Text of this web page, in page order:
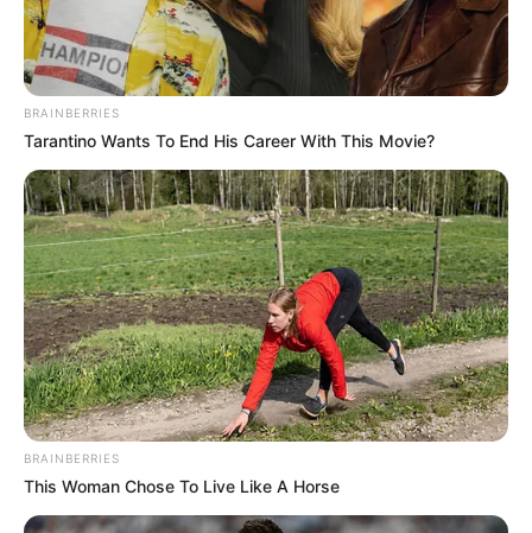
BRAINBERRIES
Tarantino Wants To End His Career With This Movie?
BRAINBERRIES
This Woman Chose To Live Like A Horse